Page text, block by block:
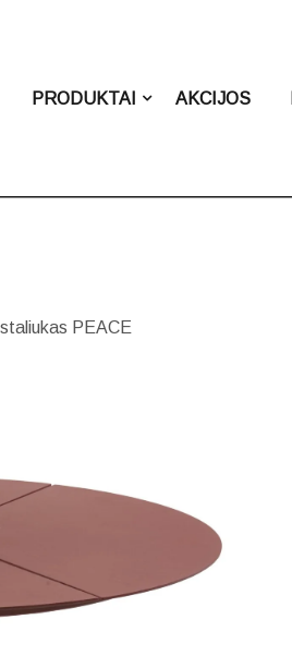
PRODUKTAI AKCIJOS
staliukas PEACE